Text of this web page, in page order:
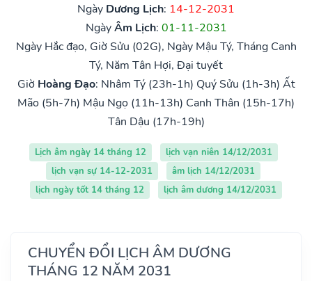
Ngày Dương Lịch: 14-12-2031
NgàyÂm Lịch: 01-11-2031
Ngày Hắc đạo, Giờ Sửu (02G), Ngày Mậu Tý, Tháng Canh
Tý, Năm Tân Hợi, Đại tuyết
Giờ Hoàng Đạo: Nhâm Tý (23h-1h) Quý Sửu (1h-3h) Ất
Mão (5h-7h) Mậu Ngọ (11h-13h) Canh Thân (15h-17h)
Tân Dậu (17h-19h)
Lịch âm ngày 14 tháng 12
lịch vạn niên 14/12/2031
lịch vạn sự 14-12-2031
âm lịch 14/12/2031
lịch ngày tốt 14 tháng 12
lịch âm dương 14/12/2031
CHUYỂN ĐỔI LỊCH ÂM DƯƠNG
THÁNG 12 NĂM 2031